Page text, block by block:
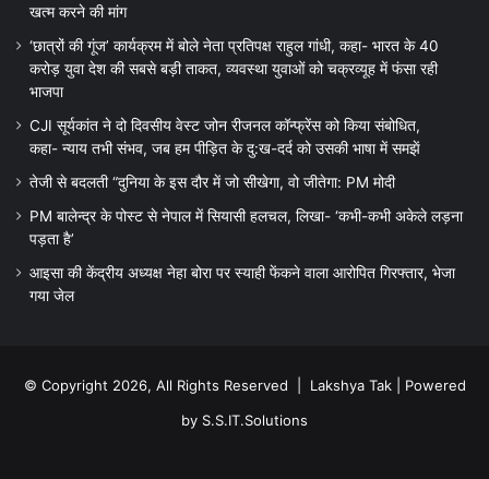
खत्म करने की मांग
‘छात्रों की गूंज’ कार्यक्रम में बोले नेता प्रतिपक्ष राहुल गांधी, कहा- भारत के 40
करोड़ युवा देश की सबसे बड़ी ताकत, व्यवस्था युवाओं को चक्रव्यूह में फंसा रही
भाजपा
CJI सूर्यकांत ने दो दिवसीय वेस्ट जोन रीजनल कॉन्फ्रेंस को किया संबोधित,
कहा- न्याय तभी संभव, जब हम पीड़ित के दु:ख-दर्द को उसकी भाषा में समझें
तेजी से बदलती “दुनिया के इस दौर में जो सीखेगा, वो जीतेगा: PM मोदी
PM बालेन्द्र के पोस्ट से नेपाल में सियासी हलचल, लिखा- ‘कभी-कभी अकेले लड़ना
पड़ता है’
आइसा की केंद्रीय अध्यक्ष नेहा बोरा पर स्याही फेंकने वाला आरोपित गिरफ्तार, भेजा
गया जेल
© Copyright 2026, All Rights Reserved | Lakshya Tak| Powered
by S.S.IT.Solutions